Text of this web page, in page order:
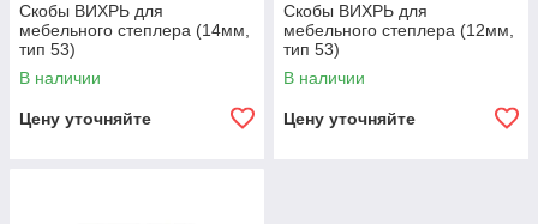
Скобы ВИХРЬ для
мебельного степлера (14мм,
тип 53)
В наличии
Цену уточняйте
Скобы ВИХРЬ для
мебельного степлера (12мм,
тип 53)
В наличии
Цену уточняйте